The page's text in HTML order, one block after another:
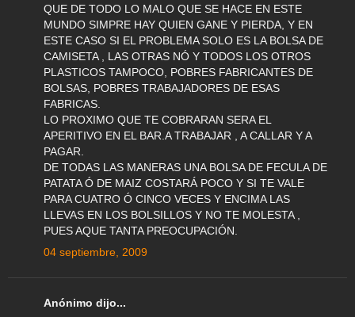
QUE DE TODO LO MALO QUE SE HACE EN ESTE
MUNDO SIMPRE HAY QUIEN GANE Y PIERDA, Y EN
ESTE CASO SI EL PROBLEMA SOLO ES LA BOLSA DE
CAMISETA , LAS OTRAS NÓ Y TODOS LOS OTROS
PLASTICOS TAMPOCO, POBRES FABRICANTES DE
BOLSAS, POBRES TRABAJADORES DE ESAS
FABRICAS.
LO PROXIMO QUE TE COBRARAN SERA EL
APERITIVO EN EL BAR.A TRABAJAR , A CALLAR Y A
PAGAR.
DE TODAS LAS MANERAS UNA BOLSA DE FECULA DE
PATATA Ó DE MAIZ COSTARÁ POCO Y SI TE VALE
PARA CUATRO Ó CINCO VECES Y ENCIMA LAS
LLEVAS EN LOS BOLSILLOS Y NO TE MOLESTA ,
PUES AQUE TANTA PREOCUPACIÓN.
04 septiembre, 2009
Anónimo dijo...